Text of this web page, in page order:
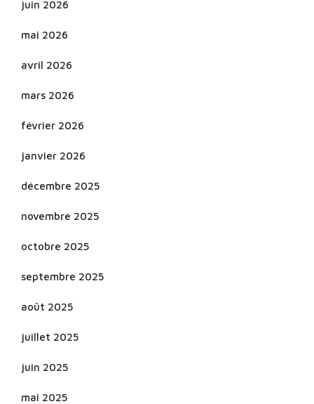
juin 2026
mai 2026
avril 2026
mars 2026
février 2026
janvier 2026
décembre 2025
novembre 2025
octobre 2025
septembre 2025
août 2025
juillet 2025
juin 2025
mai 2025